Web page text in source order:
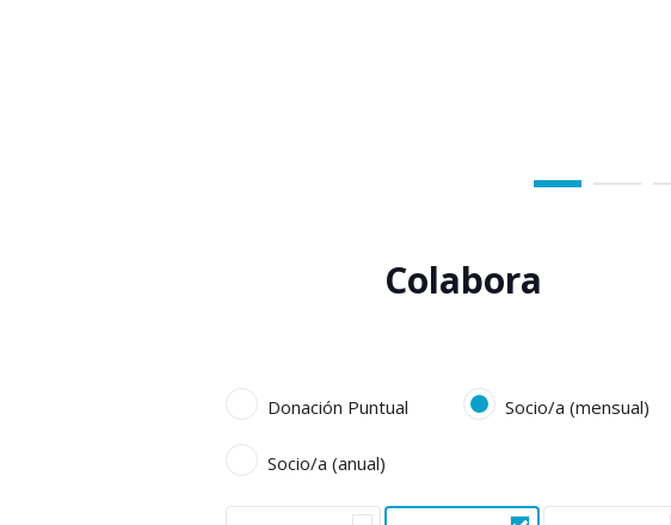
Step 1 of 3
Colabora
Donación Puntual Socio/a (mensual)
Socio/a (anual)